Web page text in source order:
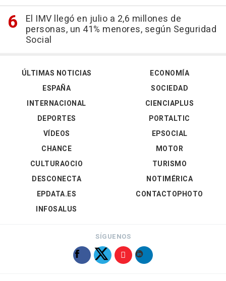
El IMV llegó en julio a 2,6 millones de
personas, un 41% menores, según Seguridad
Social
ÚLTIMAS NOTICIAS
ESPAÑA
INTERNACIONAL
DEPORTES
VÍDEOS
ECONOMÍA
SOCIEDAD
CIENCIAPLUS
PORTALTIC
EPSOCIAL
CHANCE
CULTURAOCIO
DESCONECTA
EPDATA.ES
INFOSALUS
MOTOR
TURISMO
NOTIMÉRICA
CONTACTOPHOTO
SÍGUENOS